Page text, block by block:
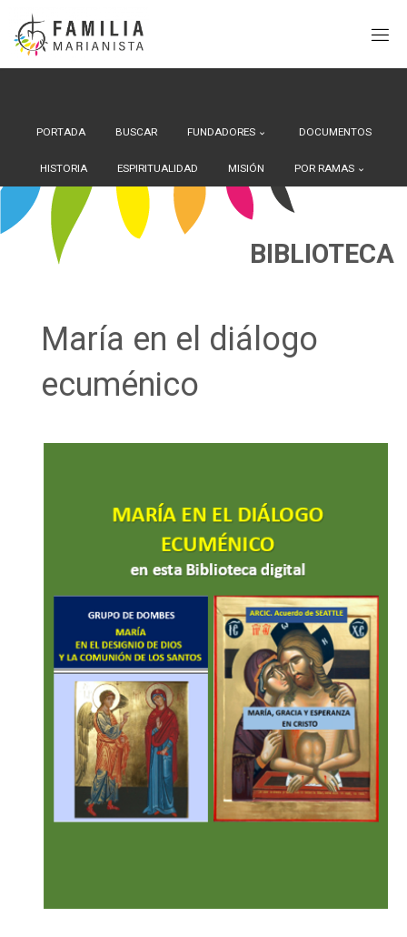
Saltar
contenido
PORTADA BUSCAR FUNDADORES DOCUMENTOS
HISTORIA ESPIRITUALIDAD MISIÓN POR RAMAS
BIBLIOTECA
María en el diálogo
ecuménico